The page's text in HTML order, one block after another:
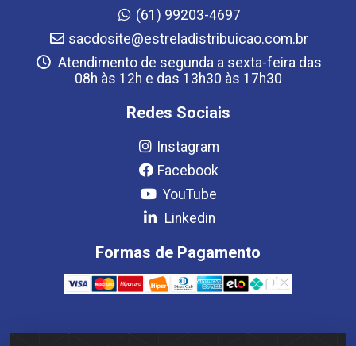
(61) 99203-4697
sacdosite@estreladistribuicao.com.br
Atendimento de segunda a sexta-feira das
08h às 12h e das 13h30 às 17h30
Redes Sociais
Instagram
Facebook
YouTube
Linkedin
Formas de Pagamento